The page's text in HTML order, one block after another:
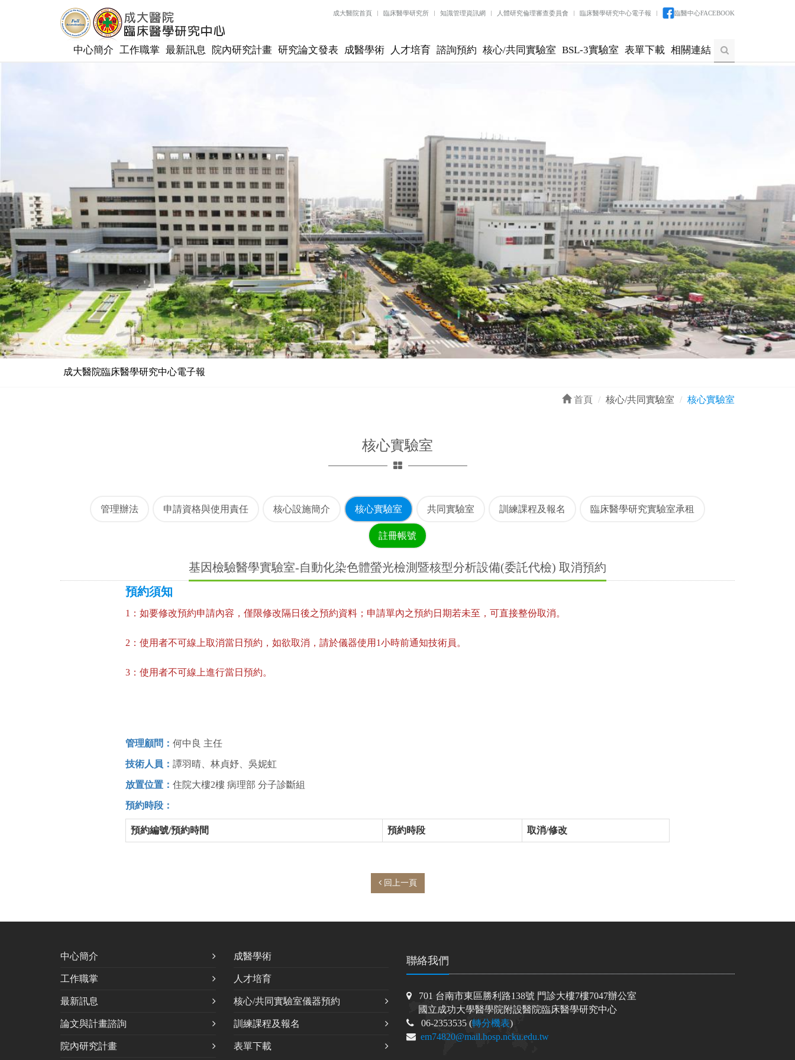
成大醫院首頁 臨床醫學研究所 知識管理資訊網 人體研究倫理審查委員會 臨床醫學研究中心電子報 臨醫中心FACEBOOK
中心簡介 工作職掌 最新訊息 院內研究計畫 研究論文發表 成醫學術 人才培育 諮詢預約 核心/共同實驗室 BSL-3實驗室 表單下載 相關連結
成大醫院臨床醫學研究中心電子報
首頁 核心/共同實驗室 核心實驗室
核心實驗室
管理辦法 申請資格與使用責任 核心設施簡介 核心實驗室 共同實驗室 訓練課程及報名 臨床醫學研究實驗室承租
註冊帳號
基因檢驗醫學實驗室-自動化染色體螢光檢測暨核型分析設備(委託代檢) 取消預約
預約須知
1：如要修改預約申請內容，僅限修改隔日後之預約資料；申請單內之預約日期若未至，可直接整份取消。
2：使用者不可線上取消當日預約，如欲取消，請於儀器使用1小時前通知技術員。
3：使用者不可線上進行當日預約。
管理顧問： 何中良 主任
技術人員： 譚羽晴、林貞妤、吳妮虹
放置位置： 住院大樓2樓 病理部 分子診斷組
預約時段：
預約編號/預約時間 預約時段 取消/修改
回上一頁
中心簡介
工作職掌
最新訊息
論文與計畫諮詢
院內研究計畫
成醫學術
人才培育
核心/共同實驗室儀器預約
訓練課程及報名
表單下載
聯絡我們
701 台南市東區勝利路138號 門診大樓7樓7047辦公室
國立成功大學醫學院附設醫院臨床醫學研究中心
06-2353535 (轉分機表)
em74820@mail.hosp.ncku.edu.tw